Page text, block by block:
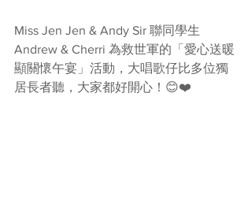
Miss Jen Jen & Andy Sir 聯同學生
Andrew & Cherri 為救世軍的「愛心送暖
顯關懷午宴」活動，大唱歌仔比多位獨
居長者聽，大家都好開心！😊❤️